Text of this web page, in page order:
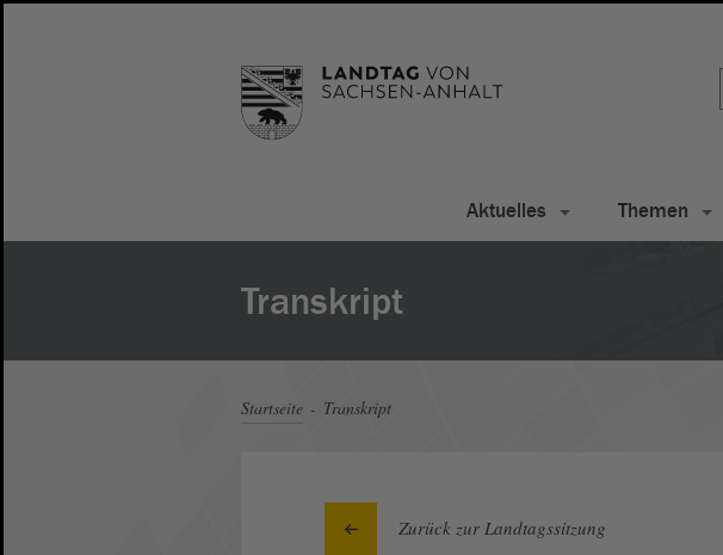
Aktuelles Themen
Transkript
Startseite Transkript
Zurück zur Landtagssitzung